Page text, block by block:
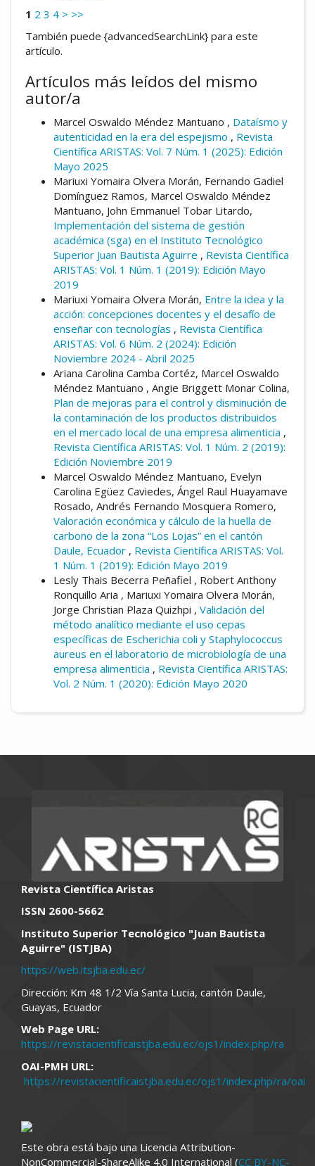
1 2 3 4 > >>
También puede {advancedSearchLink} para este
artículo.
Artículos más leídos del mismo
autor/a
Marcel Oswaldo Méndez Mantuano , Dataísmo y
autenticidad en la era del espejismo , Revista
Científica ARISTAS: Vol. 7 Núm. 1 (2025): Edición
Mayo 2025
Mariuxi Yomaira Olvera Morán, Fernando Gadiel
Domínguez Ramos, Marcel Oswaldo Méndez
Mantuano, John Emmanuel Tobar Litardo,
Implementación del sistema de gestión
académica (sga) en el Instituto Tecnológico
Superior Juan Bautista Aguirre , Revista Científica
ARISTAS: Vol. 1 Núm. 1 (2019): Edición Mayo
2019
Mariuxi Yomaira Olvera Morán, Entre la idea y la
acción: concepciones docentes y el desafío de
enseñar con tecnologías , Revista Científica
ARISTAS: Vol. 6 Núm. 2 (2024): Edición
Noviembre 2024 - Abril 2025
Ariana Carolina Camba Cortéz, Marcel Oswaldo
Méndez Mantuano , Angie Briggett Monar Colina,
Plan de mejoras para el control y disminución de
la contaminación de los productos distribuidos
en el mercado local de una empresa alimenticia ,
Revista Científica ARISTAS: Vol. 1 Núm. 2 (2019):
Edición Noviembre 2019
Marcel Oswaldo Méndez Mantuano, Evelyn
Carolina Egüez Caviedes, Ángel Raul Huayamave
Rosado, Andrés Fernando Mosquera Romero,
Valoración económica y cálculo de la huella de
carbono de la zona “Los Lojas” en el cantón
Daule, Ecuador , Revista Científica ARISTAS: Vol.
1 Núm. 1 (2019): Edición Mayo 2019
Lesly Thais Becerra Peñafiel , Robert Anthony
Ronquillo Aria , Mariuxi Yomaira Olvera Morán,
Jorge Christian Plaza Quizhpi , Validación del
método analítico mediante el uso cepas
específicas de Escherichia coli y Staphylococcus
aureus en el laboratorio de microbiología de una
empresa alimenticia , Revista Científica ARISTAS:
Vol. 2 Núm. 1 (2020): Edición Mayo 2020
Revista Científica Aristas
ISSN 2600-5662
Instituto Superior Tecnológico "Juan Bautista
Aguirre" (ISTJBA)
https://web.itsjba.edu.ec/
Dirección: Km 48 1/2 Vía Santa Lucia, cantón Daule,
Guayas, Ecuador
Web Page URL:
https://revistacientificaistjba.edu.ec/ojs1/index.php/ra
OAI-PMH URL:
https://revistacientificaistjba.edu.ec/ojs1/index.php/ra/oai
Este obra está bajo una Licencia Attribution-
NonCommercial-ShareAlike 4.0 International (CC BY-NC-